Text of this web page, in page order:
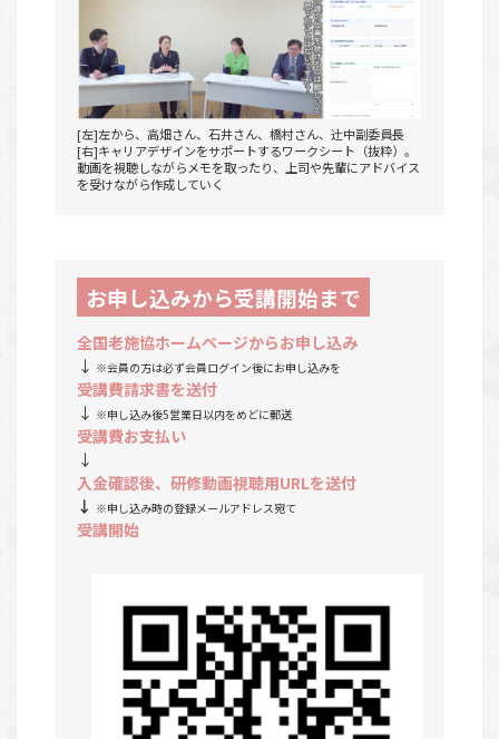
[左]左から、高畑さん、石井さん、橋村さん、辻󠄀中副委員長
[右]キャリアデザインをサポートするワークシート（抜粋）。
動画を視聴しながらメモを取ったり、上司や先輩にアドバイス
を受けながら作成していく
お申し込みから受講開始まで
全国老施協ホームページからお申し込み
↓ ※会員の方は必ず会員ログイン後にお申し込みを
受講費請求書を送付
↓ ※申し込み後5営業日以内をめどに郵送
受講費お支払い
↓
入金確認後、研修動画視聴用URLを送付
↓ ※申し込み時の登録メールアドレス宛て
受講開始